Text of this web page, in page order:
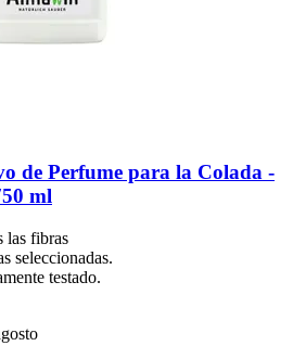
de Perfume para la Colada -​
ml
las fibras
seleccionadas.
testado.